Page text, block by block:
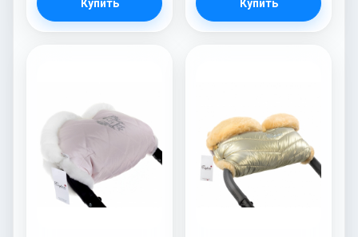
Купить Купить